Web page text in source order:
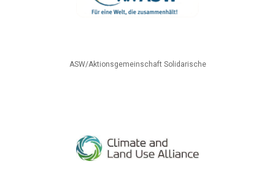
ASW/Aktionsgemeinschaft Solidarische